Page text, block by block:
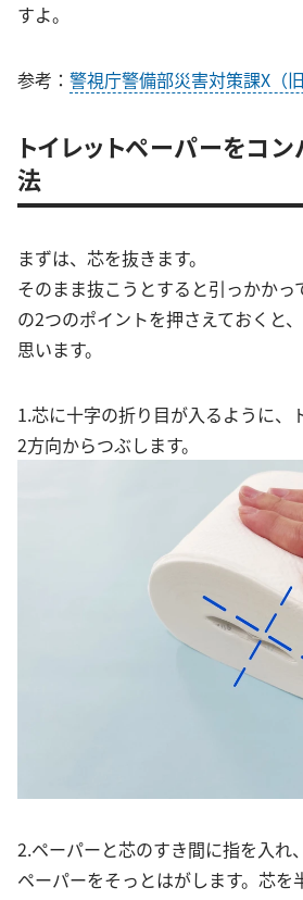
すよ。
参考： 警視庁警備部災害対策課X（
トイレットペーパーをコ
法
まずは、芯を抜きます。
そのまま抜こうとすると引っかか
の2つのポイントを押さえておくと
思います。
1.芯に十字の折り目が入るように、
2方向からつぶします。
2.ペーパーと芯のすき間に指を入れ
ペーパーをそっとはがします。芯を